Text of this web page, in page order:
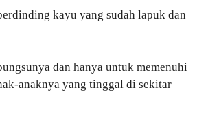
kayu yang sudah lapuk dan
dan hanya untuk memenuhi
anaknya yang tinggal di sekitar